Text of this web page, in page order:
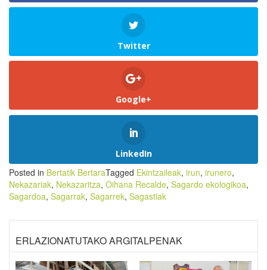
Twitter
Google+
LinkedIn
Posted in Bertatik BertaraTagged Ekintzaileak, irun, irunero,
Nekazariak, Nekazaritza, Oihana Recalde, Sagardo ekologikoa,
Sagardoa, Sagarrak, Sagarrek, Sagastiak
ERLAZIONATUTAKO ARGITALPENAK